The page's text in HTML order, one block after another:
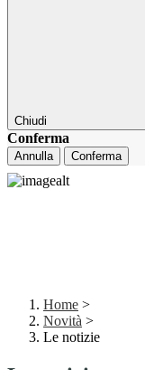
Chiudi
Conferma
Annulla Conferma
Home >
Novità >
Le notizie